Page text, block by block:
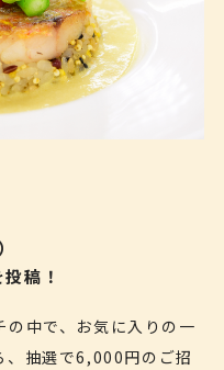
稿！
の中で、お気に入りの一
抽選で6,000円のご招